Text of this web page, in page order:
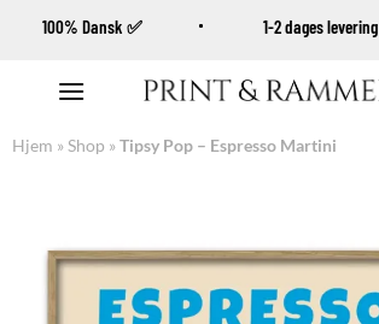
100% Dansk ✅ 1-2 dages
indhold
Hjem »Shop »Tipsy Pop – Espresso Martini